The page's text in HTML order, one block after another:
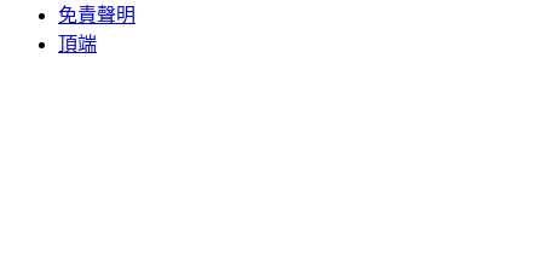
免責聲明
頂端